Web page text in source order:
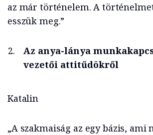
az már történelem. A
esszük meg.”
Az anya-lánya
vezetői attitűdökről
Katalin
„A szakmaiság az egy bázis, ami